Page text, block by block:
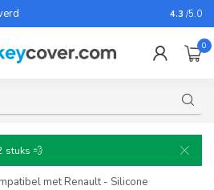
Voor
4.3 /5.0
0
stuks 💨
met Renault - Silicone